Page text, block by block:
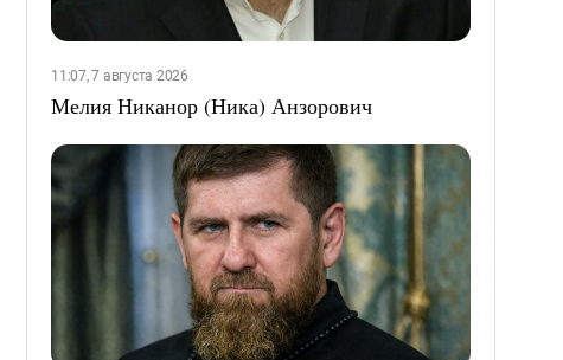
11:07, 7 августа 2026
Мелия Никанор (Ника) Анзорович